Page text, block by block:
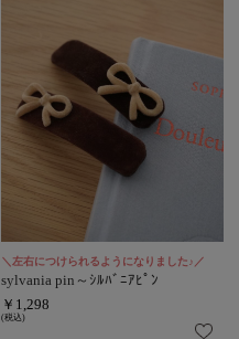
＼左右につけられるようになりました♪／
sylvania pin～ｼﾙﾊﾞﾆｱﾋﾟﾝ
￥1,298
(税込)